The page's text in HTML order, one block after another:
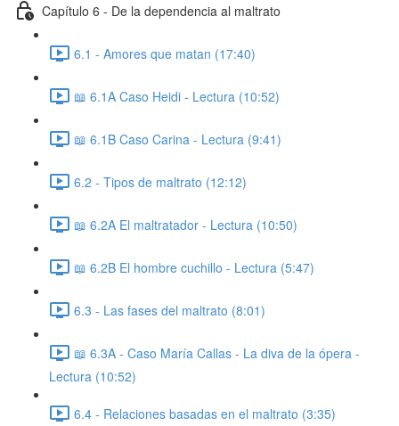
Capítulo 6 - De la dependencia al maltrato
6.1 - Amores que matan (17:40)
📖 6.1A Caso Heidi - Lectura (10:52)
📖 6.1B Caso Carina - Lectura (9:41)
6.2 - Tipos de maltrato (12:12)
📖 6.2A El maltratador - Lectura (10:50)
📖 6.2B El hombre cuchillo - Lectura (5:47)
6.3 - Las fases del maltrato (8:01)
📖 6.3A - Caso María Callas - La diva de la ópera -
Lectura (10:52)
6.4 - Relaciones basadas en el maltrato (3:35)